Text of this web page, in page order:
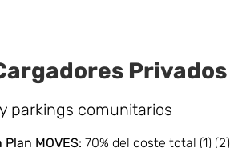
Privados
parkings comunitarios
Plan MOVES: 70% del coste total (1) (2)